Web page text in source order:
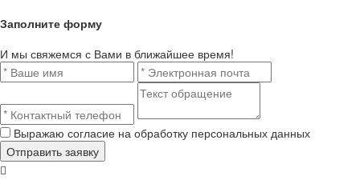
Заполните форму
И мы свяжемся с Вами в ближайшее время!
Выражаю согласие на обработку персональных данных